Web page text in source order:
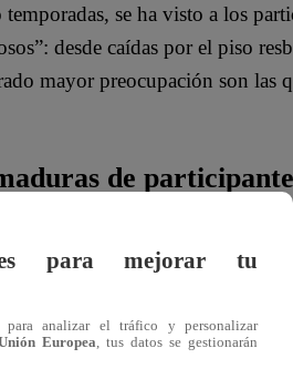
se ha visto a los
desde caídas por el piso
mayor preocupación son las
de
la ansiada olla dorada. Y,
le pidió a él, junto a Susan
para mejorar tu
analizar el tráfico y personalizar
Europea , tus datos se gestionarán